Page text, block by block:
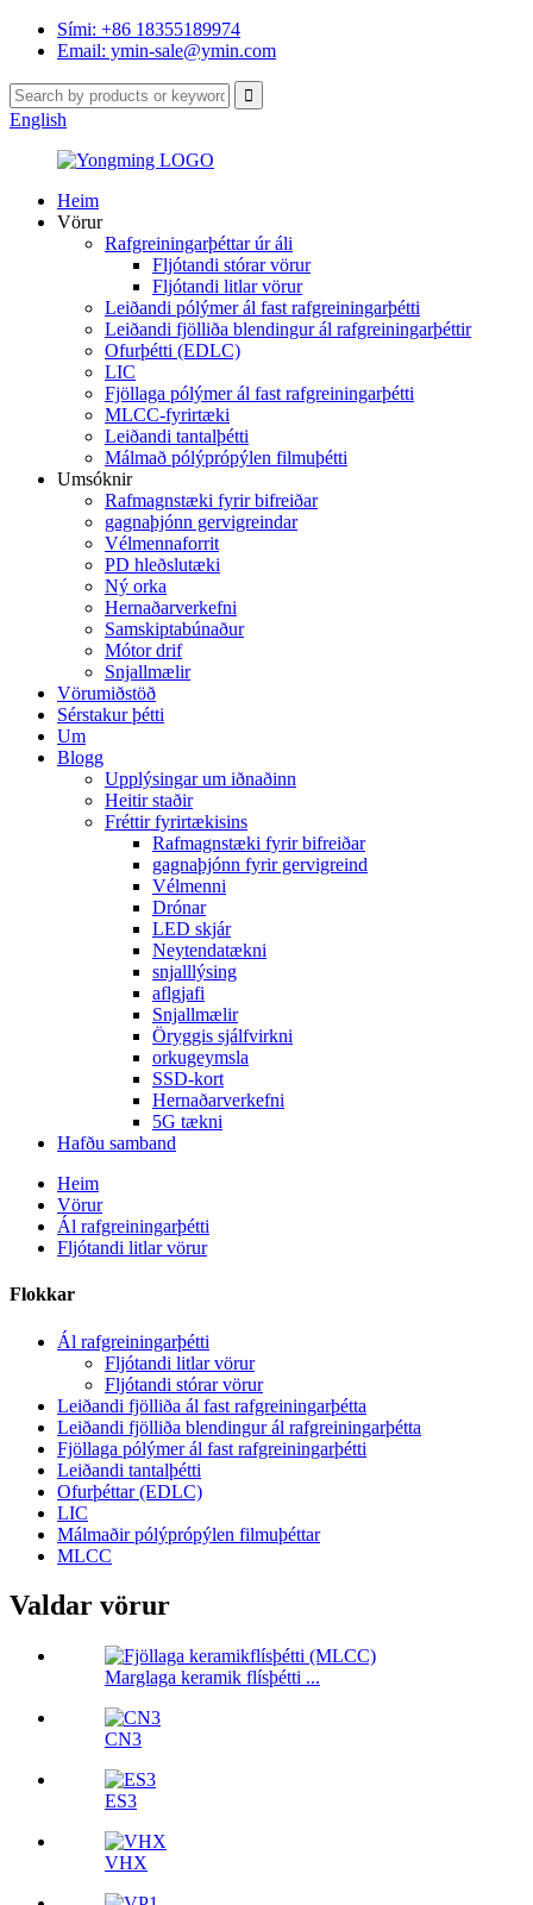
Sími: +86 18355189974
Email: ymin-sale@ymin.com
English
Heim
Vörur
Rafgreiningarþéttar úr áli
Fljótandi stórar vörur
Fljótandi litlar vörur
Leiðandi pólýmer ál fast rafgreiningarþétti
Leiðandi fjölliða blendingur ál rafgreiningarþéttir
Ofurþétti (EDLC)
LIC
Fjöllaga pólýmer ál fast rafgreiningarþétti
MLCC-fyrirtæki
Leiðandi tantalþétti
Málmað pólýprópýlen filmuþétti
Umsóknir
Rafmagnstæki fyrir bifreiðar
gagnaþjónn gervigreindar
Vélmennaforrit
PD hleðslutæki
Ný orka
Hernaðarverkefni
Samskiptabúnaður
Mótor drif
Snjallmælir
Vörumiðstöð
Sérstakur þétti
Um
Blogg
Upplýsingar um iðnaðinn
Heitir staðir
Fréttir fyrirtækisins
Rafmagnstæki fyrir bifreiðar
gagnaþjónn fyrir gervigreind
Vélmenni
Drónar
LED skjár
Neytendatækni
snjalllýsing
aflgjafi
Snjallmælir
Öryggis sjálfvirkni
orkugeymsla
SSD-kort
Hernaðarverkefni
5G tækni
Hafðu samband
Heim
Vörur
Ál rafgreiningarþétti
Fljótandi litlar vörur
Flokkar
Ál rafgreiningarþétti
Fljótandi litlar vörur
Fljótandi stórar vörur
Leiðandi fjölliða ál fast rafgreiningarþétta
Leiðandi fjölliða blendingur ál rafgreiningarþétta
Fjöllaga pólýmer ál fast rafgreiningarþétti
Leiðandi tantalþétti
Ofurþéttar (EDLC)
LIC
Málmaðir pólýprópýlen filmuþéttar
MLCC
Valdar vörur
Marglaga keramik flísþétti ...
CN3
ES3
VHX